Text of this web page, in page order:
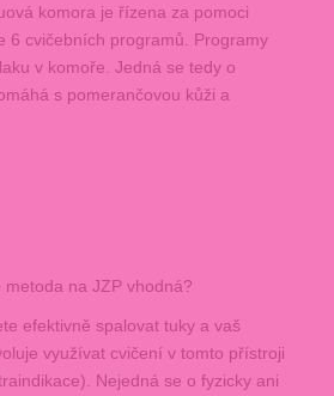
komora je řízena za pomoci
6 cvičebních programů. Programy
v komoře. Jedná se tedy o
s pomerančovou kůži a
metoda na JZP vhodná?
efektivně spalovat tuky a vaš
využívat cvičení v tomto přístroji
Nejedná se o fyzicky ani